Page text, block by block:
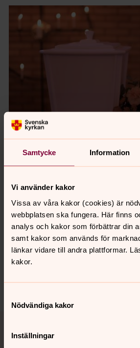
Samtycke Information
Vi använder kakor
Vissa av våra kakor (cookies) är
webbplatsen ska fungera. Här finns
analys och kakor som förbättrar din
samt kakor som används för
länkar vidare till andra plattformar.
kakor.
Nödvändiga kakor
Inställningar
Foto: Göran Svensson
Ceremoniurna vit
Senast ändrad 24 juli 2026
Synpunkter eller frågor på
innehåll?
Dela